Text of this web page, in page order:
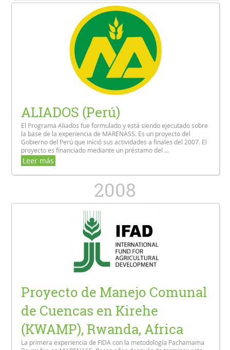
ALIADOS (Perú)
El Programa Aliados fue formulado y está siendo ejecutado sobre
la base de la experiencia de MARENASS. Es un proyecto del
Gobierno del Perú que inició sus actividades a finales del 2007. El
proyecto es financiado mediante un préstamo del ...
Leer más
2008
Proyecto de Manejo Comunal
de Cuencas en Kirehe
(KWAMP), Rwanda, Africa
La primera experiencia de FIDA con la metodología Pachamama